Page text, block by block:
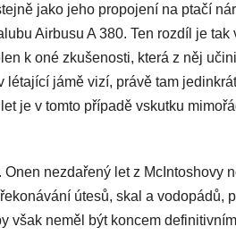
jako jeho propojení na ptačí
Airbusu A 380. Ten rozdíl je
k oné zkušenosti, která z něj
jámě vizí, právě tam
je v tomto případě vskutku
nezdařený let z McIntoshovy
útesů, skal a vodopádů,
však neměl být koncem